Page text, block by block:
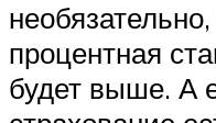
процентная
будет выше. А